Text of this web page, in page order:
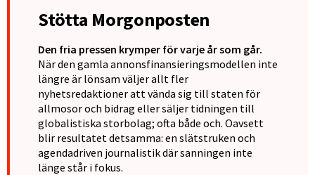
Stötta Morgonposten
Den fria pressen krymper för varje år som går.
När den gamla annonsfinansieringsmodellen inte
längre är lönsam väljer allt fler
nyhetsredaktioner att vända sig till staten för
allmosor och bidrag eller säljer tidningen till
globalistiska storbolag; ofta både och. Oavsett
blir resultatet detsamma: en slätstruken och
agendadriven journalistik där sanningen inte
länge står i fokus.